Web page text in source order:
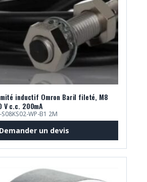
inductif Omron Baril fileté, M8
V c.c. 200mA
WP-B1 2M
Demander un devis